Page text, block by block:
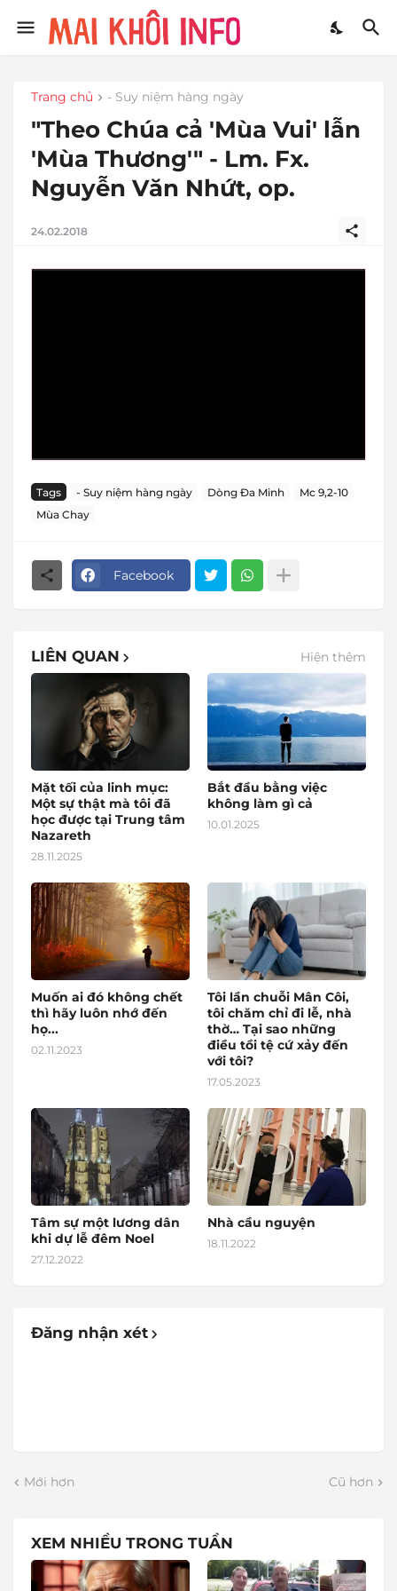
Trang chủ - Suy niệm hàng ngày
"Theo Chúa cả 'Mùa Vui' lẫn
'Mùa Thương'" - Lm. Fx.
Nguyễn Văn Nhứt, op.
24.02.2018
Tags - Suy niệm hàng ngày Dòng Đa Minh
Mc 9,2-10
Mùa Chay
Facebook
LIÊN QUAN Hiện thêm
Mặt tối của linh mục:
Một sự thật mà tôi đã
học được tại Trung tâm
Nazareth
28.11.2025
Bắt đầu bằng việc
không làm gì cả
10.01.2025
Muốn ai đó không chết
thì hãy luôn nhớ đến
họ...
02.11.2023
Tôi lần chuỗi Mân Côi,
tôi chăm chỉ đi lễ, nhà
thờ… Tại sao những
điều tồi tệ cứ xảy đến
với tôi?
17.05.2023
Tâm sự một lương dân
khi dự lễ đêm Noel
27.12.2022
Nhà cầu nguyện
18.11.2022
Đăng nhận xét
Mới hơn Cũ hơn
XEM NHIỀU TRONG TUẦN